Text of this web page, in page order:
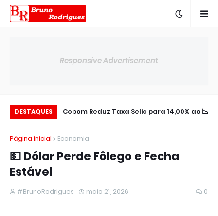
Responsive Advertisement
DESTAQUES
📉 Copom Reduz Taxa Selic para 14,00% ao
Presença na
Página inicial
Economia
💵 Dólar Perde Fôlego e Fecha
Estável
#BrunoRodrigues maio 21, 2026 0